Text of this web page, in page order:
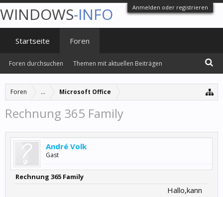
Anmelden oder registrieren
Foren ... Microsoft Office
Rechnung 365 Family
André Volk
Gast
Rechnung 365 Family
Hallo,kann
WINDOWS-INFO
Startseite Foren
Foren durchsuchen Themen mit aktuellen Beiträgen